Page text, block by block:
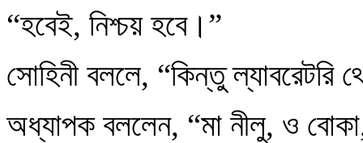
“হবেই, নিশ্চয় হবে।”
সোহিনী বললে, “কিন্তু
অধ্যাপক বললেন, “মা নীলু, ও